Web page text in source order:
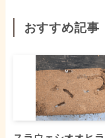
おすすめ記事